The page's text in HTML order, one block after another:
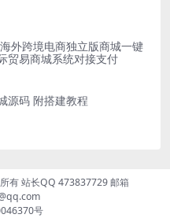
外跨境电商独立版商城一键
贸易商城系统对接支付
源码 附搭建教程
有 站长QQ 473837729 邮箱
号